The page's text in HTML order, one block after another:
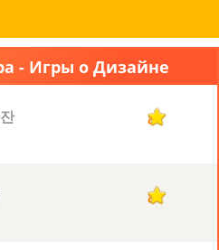
- Игры о Дизайне
8
8